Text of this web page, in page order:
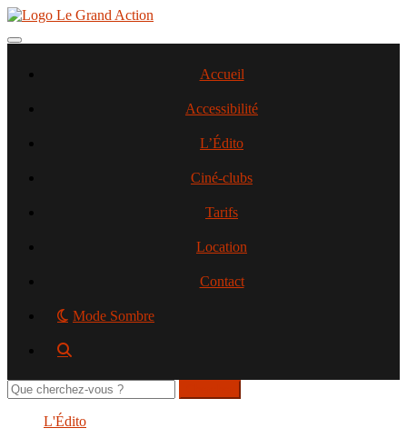
Aller
contenu
Toggle navigation
Accueil
Accessibilité
L’Édito
Ciné-clubs
Tarifs
Location
Contact
Mode Sombre
Rechercher
sur
L'Édito